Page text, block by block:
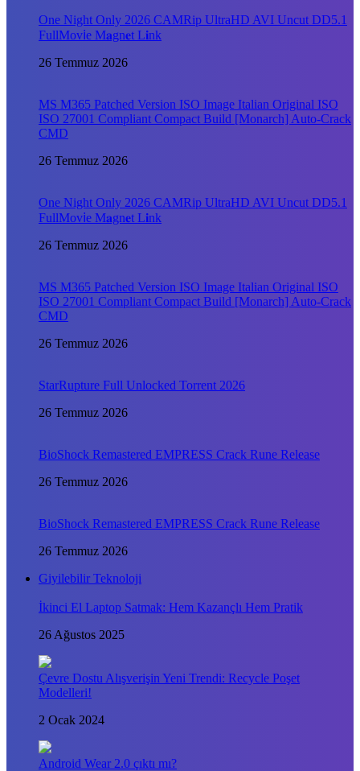
One Night Only 2026 CAMRip UltraHD AVI Uncut DD5.1
FullMov𝗂e M𝐚gn𝐞t L𝐢nk
26 Temmuz 2026
MS M365 Patched Version ISO Image Italian Original ISO
ISO 27001 Compliant Compact Build [Monarch] Auto-Crack
CMD
26 Temmuz 2026
One Night Only 2026 CAMRip UltraHD AVI Uncut DD5.1
FullMov𝗂e M𝐚gn𝐞t L𝐢nk
26 Temmuz 2026
MS M365 Patched Version ISO Image Italian Original ISO
ISO 27001 Compliant Compact Build [Monarch] Auto-Crack
CMD
26 Temmuz 2026
StarRupture Full Unlocked Torrent 2026
26 Temmuz 2026
BioShock Remastered EMPRESS Crack Rune Release
26 Temmuz 2026
BioShock Remastered EMPRESS Crack Rune Release
26 Temmuz 2026
Giyilebilir Teknoloji
İkinci El Laptop Satmak: Hem Kazançlı Hem Pratik
26 Ağustos 2025
Çevre Dostu Alışverişin Yeni Trendi: Recycle Poşet
Modelleri!
2 Ocak 2024
Android Wear 2.0 çıktı mı?